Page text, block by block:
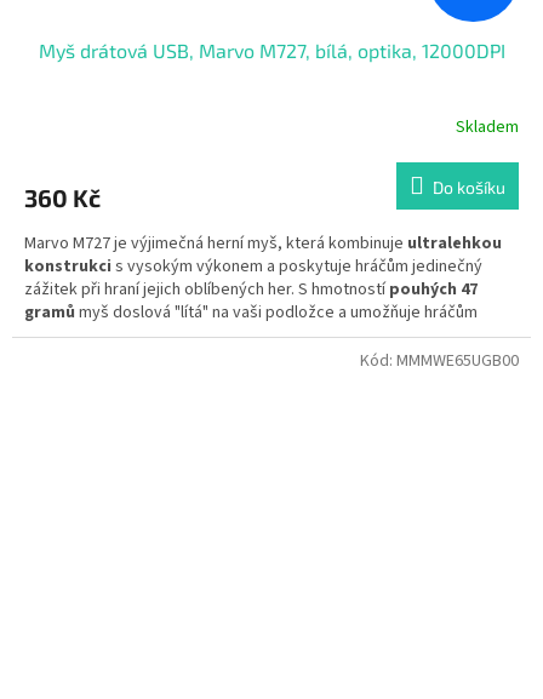
Myš drátová USB, Marvo M727, bílá, optika, 12000DPI
Skladem
360 Kč Do košíku
Marvo M727 je výjimečná herní myš, která kombinuje ultralehkou
konstrukci s vysokým výkonem a poskytuje hráčům jedinečný
zážitek při hraní jejich oblíbených her. S hmotnostípouhých 47
gramů myš doslová "lítá" na vaši podložce a umožňuje hráčům
provádětpřesnéaplynulépohyby bez zbytečné námahy.
Kód: MMMWE65UGB00